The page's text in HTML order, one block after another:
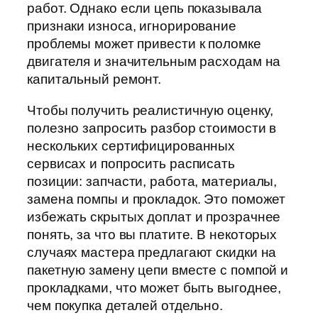
работ. Однако если цепь показывала
признаки износа, игнорирование
проблемы может привести к поломке
двигателя и значительным расходам на
капитальный ремонт.
Чтобы получить реалистичную оценку,
полезно запросить разбор стоимости в
нескольких сертифицированных
сервисах и попросить расписать
позиции: запчасти, работа, материалы,
замена помпы и прокладок. Это поможет
избежать скрытых доплат и прозрачнее
понять, за что вы платите. В некоторых
случаях мастера предлагают скидки на
пакетную замену цепи вместе с помпой и
прокладками, что может быть выгоднее,
чем покупка деталей отдельно.